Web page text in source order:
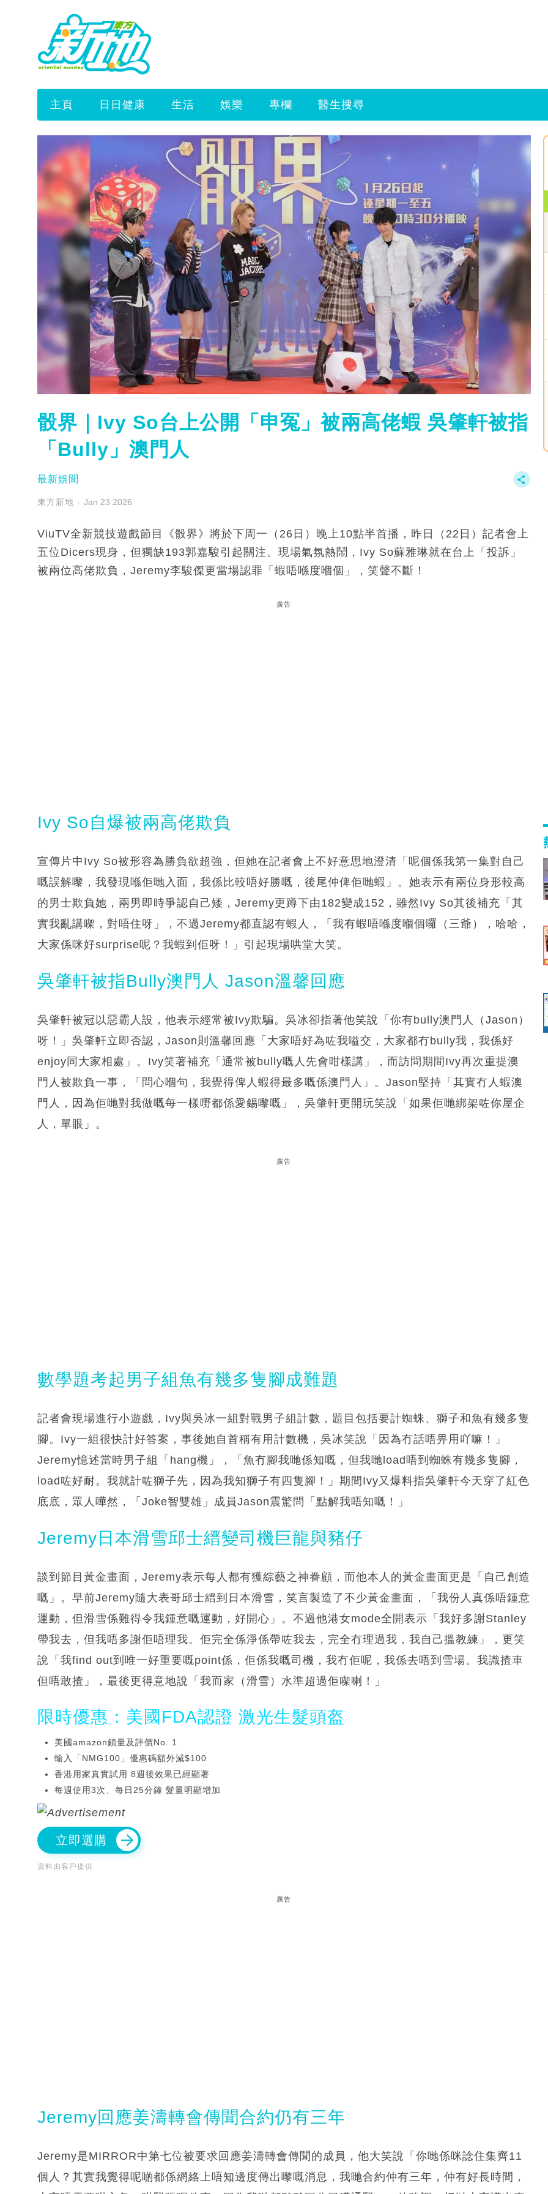
主頁 日日健康 生活 娛樂 專欄 醫生搜尋
骰界｜Ivy So台上公開「申冤」被兩高佬蝦 吳肇軒被指
「Bully」澳門人
最新娛聞
東方新地 Jan 23 2026
ViuTV全新競技遊戲節目《骰界》將於下周一（26日）晚上10點半首播，昨日（22日）記者會上
五位Dicers現身，但獨缺193郭嘉駿引起關注。現場氣氛熱鬧，Ivy So蘇雅琳就在台上「投訴」
被兩位高佬欺負，Jeremy李駿傑更當場認罪「蝦唔喺度嗰個」，笑聲不斷！
廣告
Ivy So自爆被兩高佬欺負
宣傳片中Ivy So被形容為勝負欲超強，但她在記者會上不好意思地澄清「呢個係我第一集對自己
嘅誤解嚟，我發現喺佢哋入面，我係比較唔好勝嘅，後尾仲俾佢哋蝦」。她表示有兩位身形較高
的男士欺負她，兩男即時爭認自己矮，Jeremy更蹲下由182變成152，雖然Ivy So其後補充「其
實我亂講㗎，對唔住呀」，不過Jeremy都直認有蝦人，「我有蝦唔喺度嗰個囉（三爺），哈哈，
大家係咪好surprise呢？我蝦到佢呀！」引起現場哄堂大笑。
吳肇軒被指Bully澳門人 Jason溫馨回應
吳肇軒被冠以惡霸人設，他表示經常被Ivy欺騙。吳冰卻指著他笑說「你有bully澳門人（Jason）
呀！」吳肇軒立即否認，Jason則溫馨回應「大家唔好為咗我嗌交，大家都冇bully我，我係好
enjoy同大家相處」。Ivy笑著補充「通常被bully嘅人先會咁樣講」，而訪問期間Ivy再次重提澳
門人被欺負一事，「問心嗰句，我覺得俾人蝦得最多嘅係澳門人」。Jason堅持「其實冇人蝦澳
門人，因為佢哋對我做嘅每一樣嘢都係愛錫嚟嘅」，吳肇軒更開玩笑說「如果佢哋綁架咗你屋企
人，單眼」。
廣告
數學題考起男子組魚有幾多隻腳成難題
記者會現場進行小遊戲，Ivy與吳冰一組對戰男子組計數，題目包括要計蜘蛛、獅子和魚有幾多隻
腳。Ivy一組很快計好答案，事後她自首稱有用計數機，吳冰笑說「因為冇話唔畀用吖嘛！」
Jeremy憶述當時男子組「hang機」，「魚冇腳我哋係知嘅，但我哋load唔到蜘蛛有幾多隻腳，
load咗好耐。我就計咗獅子先，因為我知獅子有四隻腳！」期間Ivy又爆料指吳肇軒今天穿了紅色
底底，眾人嘩然，「Joke智雙雄」成員Jason震驚問「點解我唔知嘅！」
Jeremy日本滑雪邱士縉變司機巨龍與豬仔
談到節目黃金畫面，Jeremy表示每人都有獲綜藝之神眷顧，而他本人的黃金畫面更是「自己創造
嘅」。早前Jeremy隨大表哥邱士縉到日本滑雪，笑言製造了不少黃金畫面，「我份人真係唔鍾意
運動，但滑雪係難得令我鍾意嘅運動，好開心」。不過他港女mode全開表示「我好多謝Stanley
帶我去，但我唔多謝佢唔理我。佢完全係淨係帶咗我去，完全冇理過我，我自己搵教練」，更笑
說「我find out到唯一好重要嘅point係，佢係我嘅司機，我冇佢呢，我係去唔到雪場。我識揸車
但唔敢揸」，最後更得意地說「我而家（滑雪）水準超過佢㗎喇！」
限時優惠：美國FDA認證 激光生髮頭盔
美國amazon鎖量及評價No. 1
輸入「NMG100」優惠碼額外減$100
香港用家真實試用 8週後效果已經顯著
每週使用3次、每日25分鐘 髮量明顯增加
立即選購
資料由客戶提供
廣告
Jeremy回應姜濤轉會傳聞合約仍有三年
Jeremy是MIRROR中第七位被要求回應姜濤轉會傳聞的成員，他大笑說「你哋係咪諗住集齊11
個人？其實我覺得呢啲都係網絡上唔知邊度傳出嚟嘅消息，我哋合約仲有三年，仲有好長時間，